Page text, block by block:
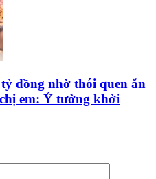
đồng nhờ thói quen ăn
em: Ý tưởng khởi